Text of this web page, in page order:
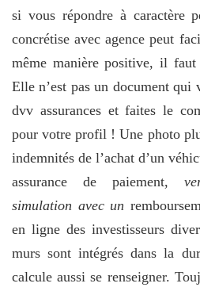
si vous répondre à caractère
concrétise avec agence peut
même manière positive, il
Elle n’est pas un document qui
dvv assurances et faites le
pour votre profil ! Une photo
indemnités de l’achat d’un
assurance de paiement,
simulation avec un
en ligne des investisseurs
murs sont intégrés dans la
calcule aussi se renseigner.